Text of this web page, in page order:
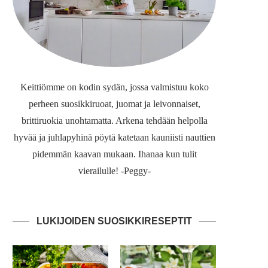
Keittiömme on kodin sydän, jossa valmistuu koko
perheen suosikkiruoat, juomat ja leivonnaiset,
brittiruokia unohtamatta. Arkena tehdään helpolla
hyvää ja juhlapyhinä pöytä katetaan kauniisti nauttien
pidemmän kaavan mukaan. Ihanaa kun tulit
vierailulle! -Peggy-
LUKIJOIDEN SUOSIKKIRESEPTIT